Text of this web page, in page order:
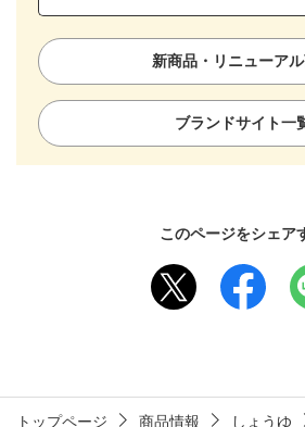
新商品・リニューア
ブランドサイト一
このページをシェア
トップページ 商品情報 しょうゆ